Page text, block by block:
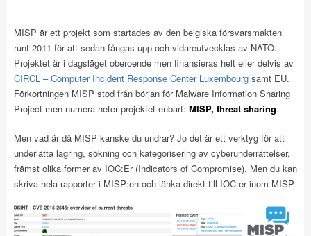
MISP är ett projekt som startades av den belgiska försvarsmakten
runt 2011 för att sedan fångas upp och vidareutvecklas av NATO.
Projektet är i dagsläget oberoende men finansieras helt eller delvis av
CIRCL – Computer Incident Response Center Luxembourg samt EU.
Förkortningen MISP stod från början för Malware Information Sharing
Project men numera heter projektet enbart: MISP, threat sharing.
Men vad är då MISP kanske du undrar? Jo det är ett verktyg för att
underlätta lagring, sökning och kategorisering av cyberunderrättelser,
främst olika former av IOC:Er (Indicators of Compromise). Men du kan
skriva hela rapporter i MISP:en och länka direkt till IOC:er inom MISP.